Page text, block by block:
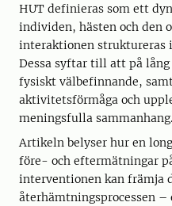
HUT definieras som ett
individen, hästen och den
interaktionen struktureras
Dessa syftar till att på
fysiskt välbefinnande,
aktivitetsförmåga och
meningsfulla sammanhang.
Artikeln belyser hur en
före- och eftermätningar
interventionen kan främja
återhämtningsprocessen